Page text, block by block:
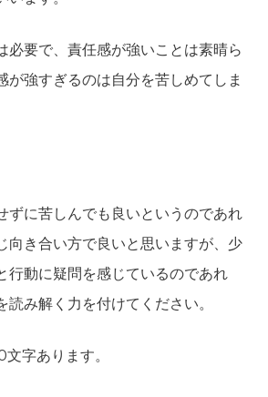
必要で、責任感が強いことは素晴ら
が強すぎるのは自分を苦しめてしま
ずに苦しんでも良いというのであれ
向き合い方で良いと思いますが、少
行動に疑問を感じているのであれ
読み解く力を付けてください。
字あります。